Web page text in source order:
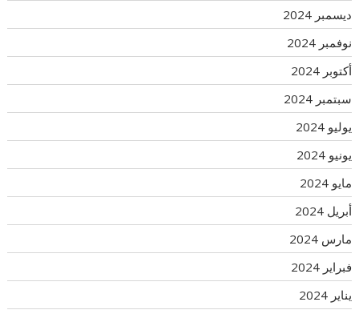
ديسمبر 2024
نوفمبر 2024
أكتوبر 2024
سبتمبر 2024
يوليو 2024
يونيو 2024
مايو 2024
أبريل 2024
مارس 2024
فبراير 2024
يناير 2024